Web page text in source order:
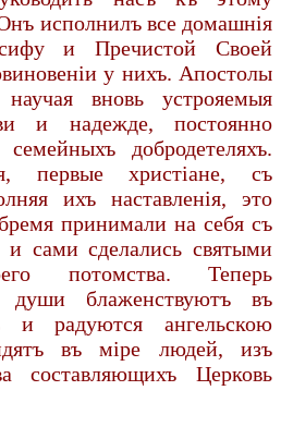
исполнилъ все домашнiя
и Пречистой Своей
у нихъ. Апостолы
вновь устрояемыя
и надежде, постоянно
добродетеляхъ.
первые христiане, съ
ихъ наставленiя, это
принимали на себя съ
и сами сделались святыми
потомства. Теперь
души блаженствуютъ въ
и радуются ангельскою
въ мiре людей, изъ
составляющихъ Церковь